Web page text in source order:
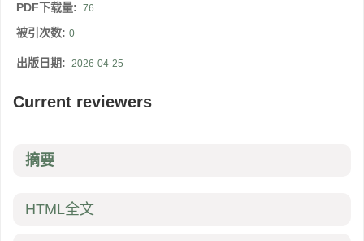
PDF下载量: 76
被引次数: 0
出版日期: 2026-04-25
Current reviewers
摘要
HTML全文